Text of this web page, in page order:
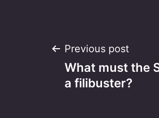
Post
navigation
Previous post
What must the
a filibuster?